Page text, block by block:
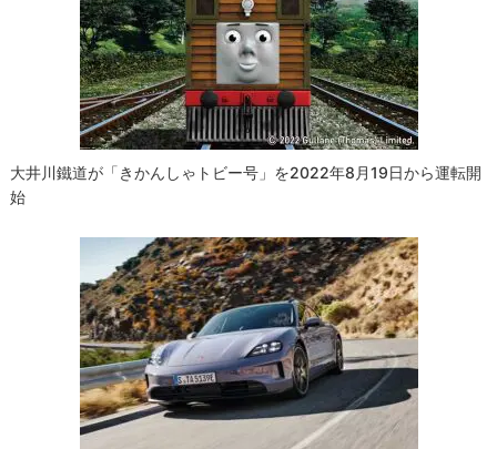
大井川鐵道が「きかんしゃトビー号」を2022年8月19日から運転開
始